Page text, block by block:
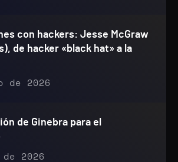
con hackers: Jesse McGraw
de hacker «black hat» a la
de 2026
de Ginebra para el
2026